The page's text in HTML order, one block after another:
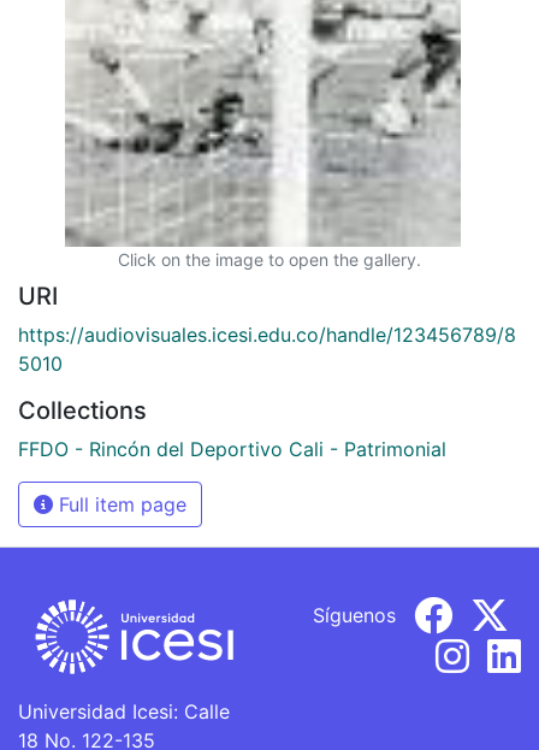
Click on the image to open the gallery.
URI
https://audiovisuales.icesi.edu.co/handle/123456789/8
5010
Collections
FFDO - Rincón del Deportivo Cali - Patrimonial
Full item page
Universidad Icesi: Calle
18 No. 122-135
Síguenos